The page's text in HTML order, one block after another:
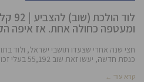
ומעטפה כחולה אחת. אז איפה
חצי שנה אחרי שצעדו תושבי ישראל, ולוד
כנסת חדשה, יעשו זאת שוב 55,192 בעלי זכות
קרא עוד ←